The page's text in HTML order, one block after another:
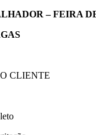
– FEIRA
CLIENTE